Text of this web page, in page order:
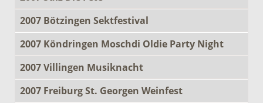
2007 Bötzingen Sektfestival
2007 Köndringen Moschdi Oldie Party Night
2007 Villingen Musiknacht
2007 Freiburg St. Georgen Weinfest